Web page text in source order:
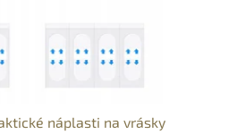
náplasti na vrásky